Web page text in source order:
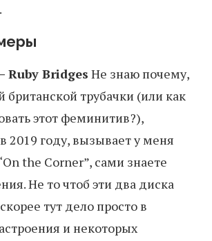
Ruby Bridges Не знаю почему,
британской трубачки (или как
этот феминитив?),
году, вызывает у меня
the Corner”, сами знаете
Не то чтоб эти два диска
тут дело просто в
и некоторых